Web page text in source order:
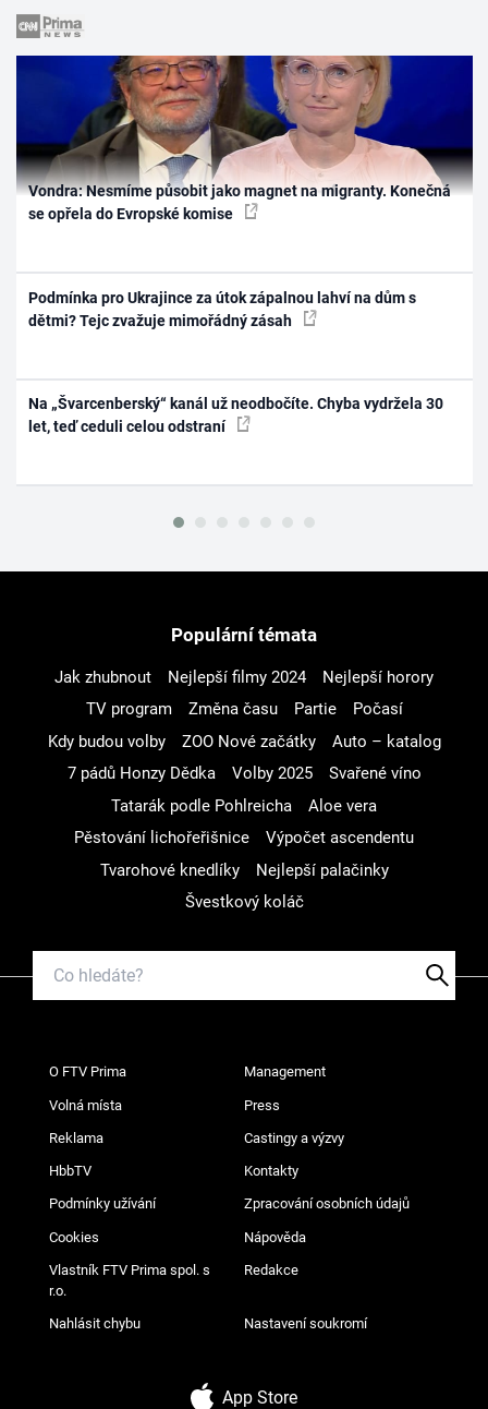
Vondra: Nesmíme působit jako magnet na migranty. Konečná
se opřela do Evropské komise
Podmínka pro Ukrajince za útok zápalnou lahví na dům s
dětmi? Tejc zvažuje mimořádný zásah
Na „Švarcenberský“ kanál už neodbočíte. Chyba vydržela 30
let, teď ceduli celou odstraní
Populární témata
Jak zhubnout Nejlepší filmy 2024
Nejlepší horory
TV program
Změna času Partie
Počasí
Kdy budou volby
ZOO Nové začátky
Auto – katalog
7 pádů Honzy Dědka
Volby 2025
Svařené víno
Tatarák podle Pohlreicha
Aloe vera
Pěstování lichořeřišnice
Výpočet ascendentu
Tvarohové knedlíky
Nejlepší palačinky
Švestkový koláč
O FTV Prima Management
Volná místa Press
Reklama Castingy a výzvy
HbbTV Kontakty
Podmínky užívání Zpracování osobních údajů
Cookies Nápověda
Vlastník FTV Prima spol. s
r.o.
Redakce
Nahlásit chybu Nastavení soukromí
App Store